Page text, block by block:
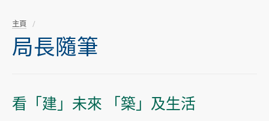
主頁
局長隨筆
看「建」未來 「築」及生活